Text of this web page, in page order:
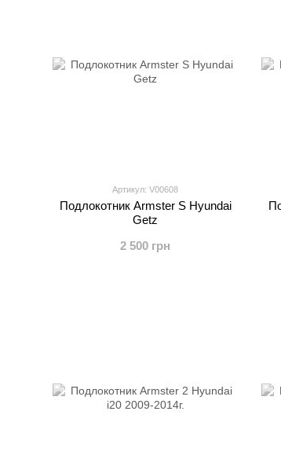
Артикул: V00608
Подлокотник Armster S Hyundai
Getz
2 500 грн